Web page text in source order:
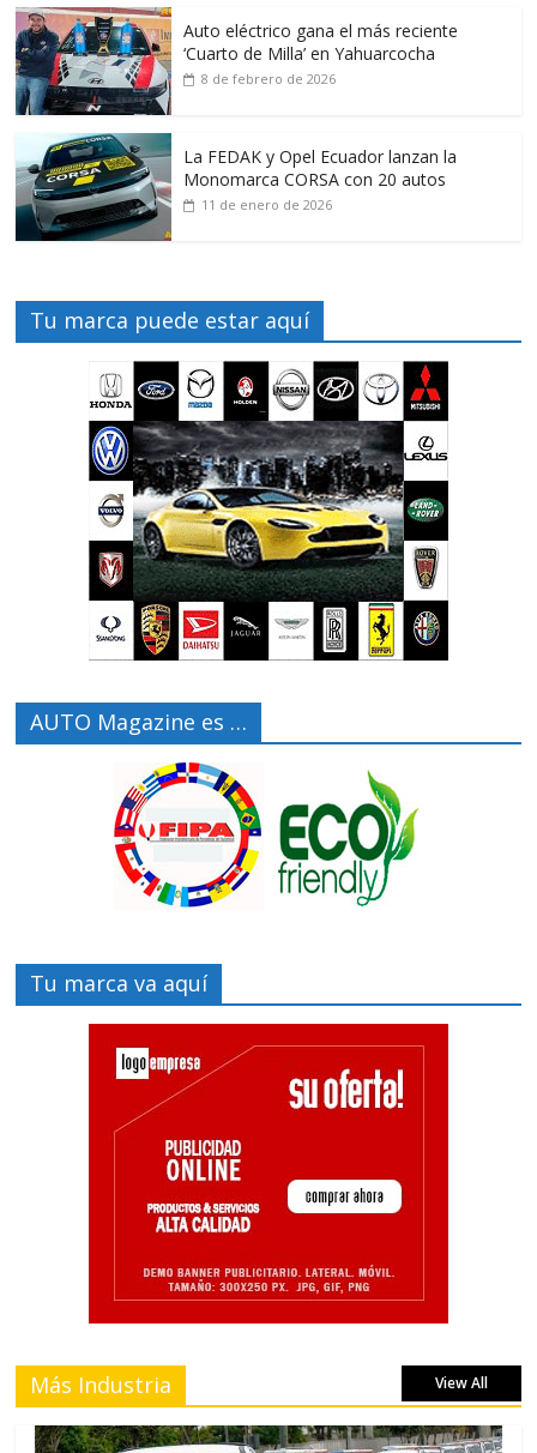
Auto eléctrico gana el más reciente
‘Cuarto de Milla’ en Yahuarcocha
8 de febrero de 2026
La FEDAK y Opel Ecuador lanzan la
Monomarca CORSA con 20 autos
11 de enero de 2026
Tu marca puede estar aquí
AUTO Magazine es …
Tu marca va aquí
Más Industria View All